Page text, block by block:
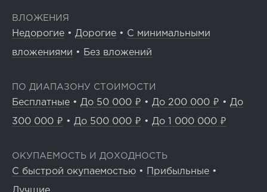
ВЛОЖЕНИЯ
Недорогие • Дорогие • С минимальными
вложениями • Без вложений
ПО ДИАПАЗОНУ СТОИМОСТИ
Бесплатные • До 50 000 ₽ • До 200 000 ₽ • До
300 000 ₽ • До 500 000 ₽ • До 1 000 000 ₽
ОКУПАЕМОСТЬ И ДОХОДНОСТЬ
С быстрой окупаемостью • Прибыльные •